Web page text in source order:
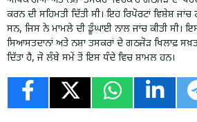
ਕਰਨ ਦੀ ਸਹਿਮਤੀ ਦਿੱਤੀ ਸੀ। ਇਹ ਰਿਪੋਰਟਾਂ ਵਿਸ਼ੇਸ਼
ਸਨ, ਜਿਸ ਨੇ ਮਾਮਲੇ ਦੀ ਡੂੰਘਾਈ ਨਾਲ ਜਾਂਚ ਕੀਤੀ ਸੀ।
ਸਿਆਸਤਦਾਨਾਂ ਅਤੇ ਨਸ਼ਾ ਤਸਕਰਾਂ ਦੇ ਗਠਜੋੜ ਖਿਲਾਫ਼
ਦਿੱਤਾ ਹੈ, ਜੋ ਲੰਬੇ ਸਮੇਂ ਤੋਂ ਇਸ ਧੰਦੇ ਵਿਚ ਸ਼ਾਮਲ ਹਨ।